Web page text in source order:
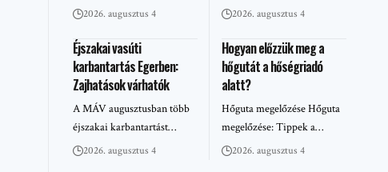
2026. augusztus 4 2026. augusztus 4
Éjszakai vasúti
karbantartás Egerben:
Zajhatások várhatók
A MÁV augusztusban több
éjszakai karbantartást…
2026. augusztus 4
Hogyan előzzük meg a
hőgutát a hőségriadó
alatt?
Hőguta megelőzése Hőguta
megelőzése: Tippek a…
2026. augusztus 4